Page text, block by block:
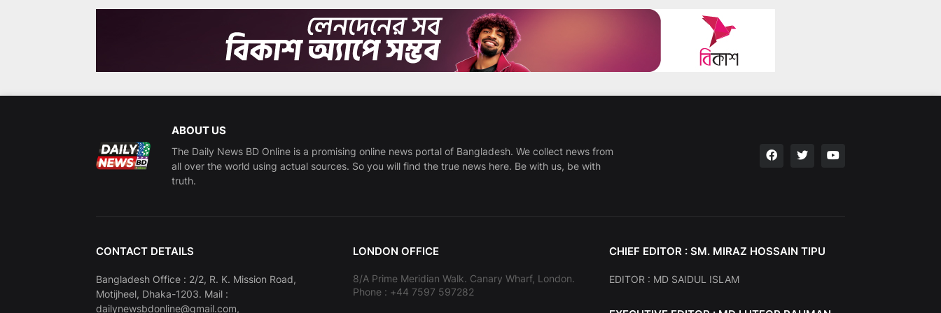
ABOUT US
The Daily News BD Online is a promising online news portal of Bangladesh. We collect news from
all over the world using actual sources. So you will find the true news here. Be with us, be with
truth.
CONTACT DETAILS
Bangladesh Office : 2/2, R. K. Mission Road,
Motijheel, Dhaka-1203. Mail :
dailynewsbdonline@gmail.com,
LONDON OFFICE
8/A Prime Meridian Walk. Canary Wharf, London.
Phone : +44 7597 597282
CHIEF EDITOR : SM. MIRAZ HOSSAIN TIPU
EDITOR : MD SAIDUL ISLAM